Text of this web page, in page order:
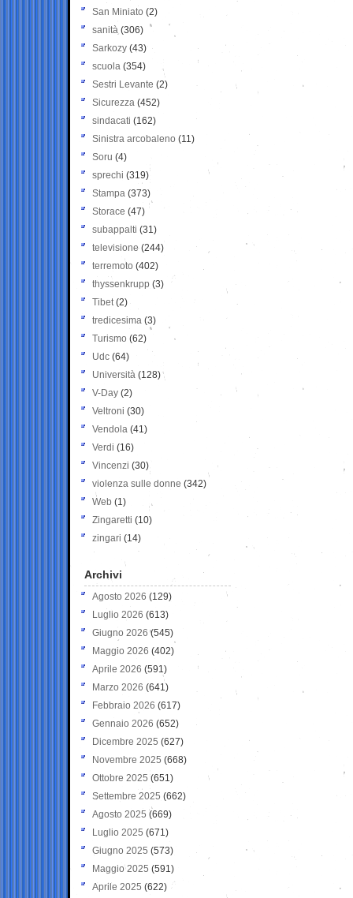
San Miniato (2)
sanità (306)
Sarkozy (43)
scuola (354)
Sestri Levante (2)
Sicurezza (452)
sindacati (162)
Sinistra arcobaleno (11)
Soru (4)
sprechi (319)
Stampa (373)
Storace (47)
subappalti (31)
televisione(244)
terremoto (402)
thyssenkrupp (3)
Tibet(2)
tredicesima (3)
Turismo (62)
Udc (64)
Università (128)
V-Day (2)
Veltroni (30)
Vendola (41)
Verdi (16)
Vincenzi (30)
violenza sulle donne (342)
Web (1)
Zingaretti (10)
zingari (14)
Archivi
Agosto 2026 (129)
Luglio 2026 (613)
Giugno 2026 (545)
Maggio 2026 (402)
Aprile 2026 (591)
Marzo 2026 (641)
Febbraio 2026 (617)
Gennaio 2026 (652)
Dicembre 2025 (627)
Novembre 2025 (668)
Ottobre 2025 (651)
Settembre 2025 (662)
Agosto 2025 (669)
Luglio 2025 (671)
Giugno 2025 (573)
Maggio 2025 (591)
Aprile 2025 (622)